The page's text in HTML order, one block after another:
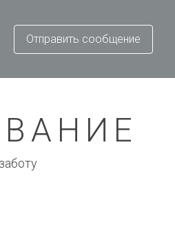
Отправить сообщение